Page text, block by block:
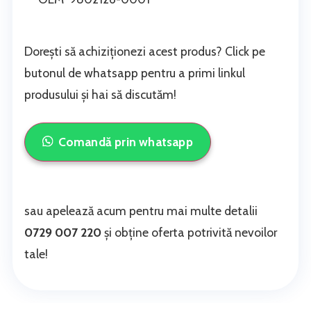
Dorești să achiziționezi acest produs? Click pe
butonul de whatsapp pentru a primi linkul
produsului și hai să discutăm!
Comandă prin whatsapp
sau apelează acum pentru mai multe detalii
0729 007 220și obține oferta potrivită nevoilor
tale!